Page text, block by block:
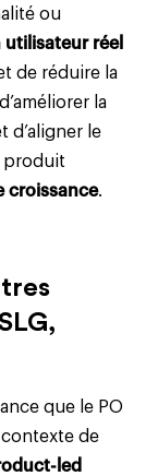
ou
utilisateur réel
de réduire la
la
d’aligner le
produit
croissance.
que le PO
de
led